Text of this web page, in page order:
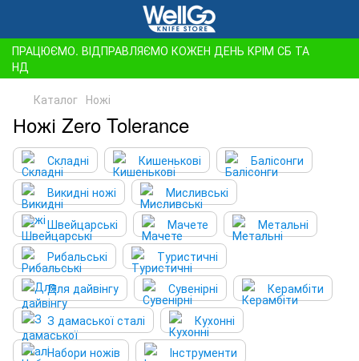
ПРАЦЮЄМО. ВІДПРАВЛЯЄМО КОЖЕН ДЕНЬ КРІМ СБ ТА
НД
Каталог Ножі
Ножі Zero Tolerance
Складні Кишенькові
Балісонги
Викидні ножі
Мисливські
Швейцарські
Мачете
Метальні
Рибальські
Туристичні
Для дайвінгу
Сувенірні
Керамбіти
З дамаської сталі
Кухонні
Набори ножів
Інструменти